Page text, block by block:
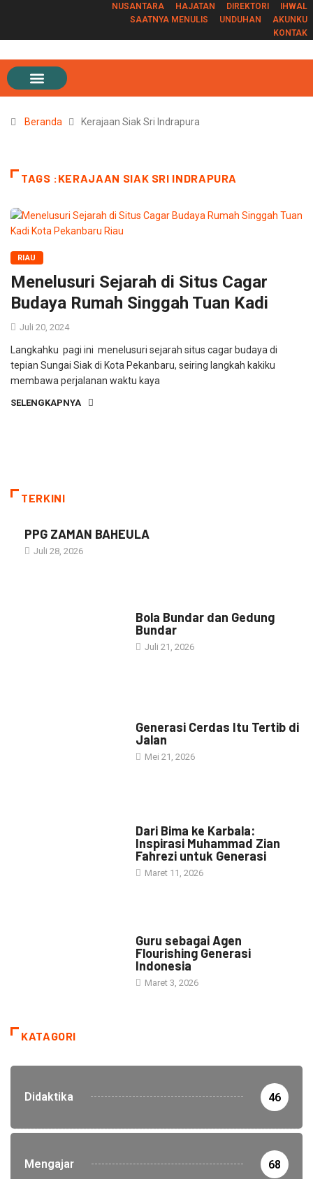
NUSANTARA HAJATAN DIREKTORI
IHWAL
SAATNYA MENULIS
UNDUHAN
AKUNKU
KONTAK
Beranda Kerajaan Siak Sri Indrapura
TAGS :KERAJAAN SIAK SRI INDRAPURA
RIAU
Menelusuri Sejarah di Situs Cagar
Budaya Rumah Singgah Tuan Kadi
Juli 20, 2024
Langkahku pagi ini menelusuri sejarah situs cagar budaya di
tepian Sungai Siak di Kota Pekanbaru, seiring langkah kakiku
membawa perjalanan waktu kaya
SELENGKAPNYA
TERKINI
PPG ZAMAN BAHEULA
Juli 28, 2026
Bola Bundar dan Gedung
Bundar
Juli 21, 2026
Generasi Cerdas Itu Tertib di
Jalan
Mei 21, 2026
Dari Bima ke Karbala:
Inspirasi Muhammad Zian
Fahrezi untuk Generasi
Maret 11, 2026
Guru sebagai Agen
Flourishing Generasi
Indonesia
Maret 3, 2026
KATAGORI
Didaktika 46
Mengajar 68